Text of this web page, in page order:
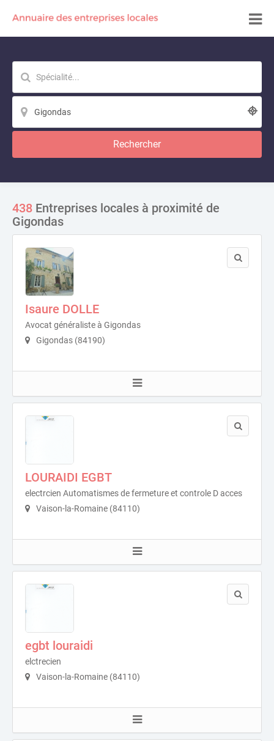
Rechercher
438 Entreprises locales à proximité de
Gigondas
Isaure DOLLE
Avocat généraliste à Gigondas
Gigondas (84190)
LOURAIDI EGBT
electrcien Automatismes de fermeture et controle D acces
Vaison-la-Romaine (84110)
egbt louraidi
elctrecien
Vaison-la-Romaine (84110)